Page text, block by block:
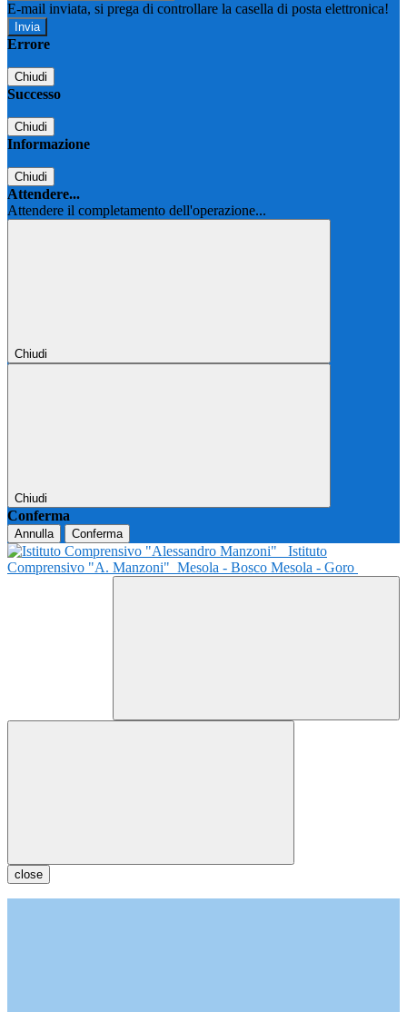
E-mail inviata, si prega di controllare la casella di posta elettronica!
Errore
Chiudi
Successo
Chiudi
Informazione
Chiudi
Attendere...
Attendere il completamento dell'operazione...
Chiudi
Chiudi
Conferma
Annulla Conferma
Istituto
Comprensivo "A. Manzoni" Mesola - Bosco Mesola - Goro
close